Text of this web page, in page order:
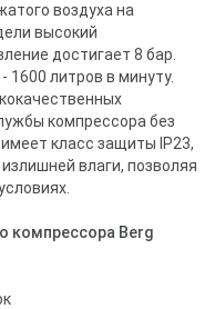
воздуха на
высокий
достигает 8 бар.
1600 литров в минуту.
компрессора без
класс защиты IP23,
влаги, позволяя
компрессора Berg